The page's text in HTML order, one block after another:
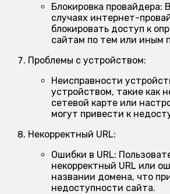
Блокировка провайдера:
случаях интернет-
блокировать доступ к
сайтам по тем или иным
Проблемы с устройством:
Неисправности
устройством, такие как
сетевой карте или
могут привести к
Некорректный URL:
Ошибки в URL:
некорректный URL или
названии домена, что
недоступности сайта.